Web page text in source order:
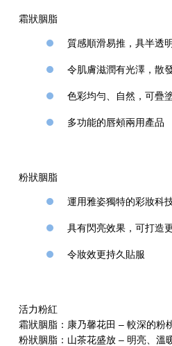
霜狀胭脂
質感順滑易推，具半透
令肌膚滋潤有光澤，散
色彩均勻、自然，可疊
多功能的唇頰兩用產品
粉狀胭脂
運用雅姿獨特的彩妝科
具有閃亮效果，可打造
令妝效更持久貼服
活力粉紅
霜狀胭脂：康乃馨花田 – 較深的粉
粉狀胭脂：山茶花盛放 – 明亮、溫